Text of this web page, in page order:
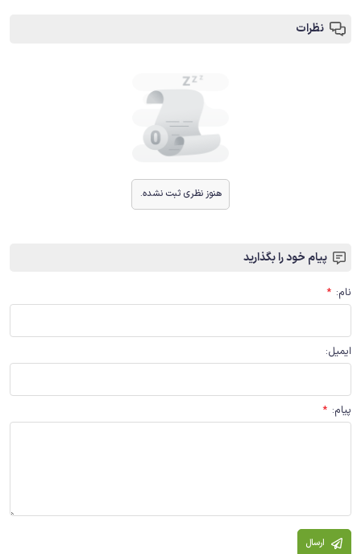
نظرات
هنوز نظری ثبت نشده.
پیام خود را بگذارید
نام:
*
ایمیل:
پیام:
*
ارسال